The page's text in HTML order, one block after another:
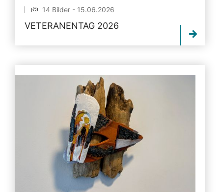
14 Bilder - 15.06.2026
VETERANENTAG 2026